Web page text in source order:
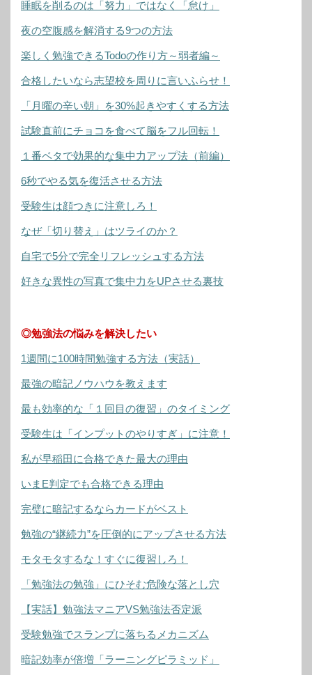
睡眠を削るのは「努力」ではなく「怠け」
夜の空腹感を解消する9つの方法
楽しく勉強できるTodoの作り方～弱者編～
合格したいなら志望校を周りに言いふらせ！
「月曜の辛い朝」を30%起きやすくする方法
試験直前にチョコを食べて脳をフル回転！
１番ベタで効果的な集中力アップ法（前編）
6秒でやる気を復活させる方法
受験生は顔つきに注意しろ！
なぜ「切り替え」はツライのか？
自宅で5分で完全リフレッシュする方法
好きな異性の写真で集中力をUPさせる裏技
◎勉強法の悩みを解決したい
1週間に100時間勉強する方法（実話）
最強の暗記ノウハウを教えます
最も効率的な「１回目の復習」のタイミング
受験生は「インプットのやりすぎ」に注意！
私が早稲田に合格できた最大の理由
いまE判定でも合格できる理由
完璧に暗記するならカードがベスト
勉強の“継続力”を圧倒的にアップさせる方法
モタモタするな！すぐに復習しろ！
「勉強法の勉強」にひそむ危険な落とし穴
【実話】勉強法マニアVS勉強法否定派
受験勉強でスランプに落ちるメカニズム
暗記効率が倍増「ラーニングピラミッド」